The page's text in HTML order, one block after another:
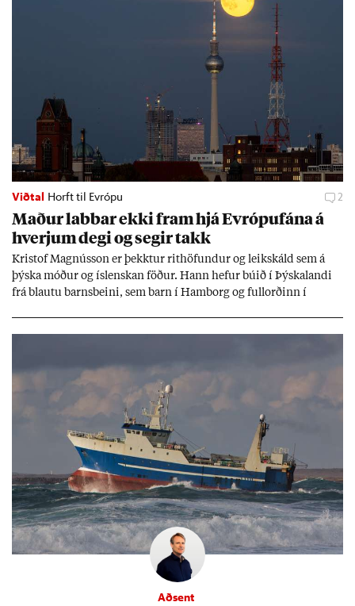
Viðtal Horft til Evrópu 2
Mað­ur labb­ar ekki fram hjá Evr­ópuf­ána á
hverj­um degi og seg­ir takk
Kri­stof Magnús­son er þekkt­ur rit­höf­und­ur og leik­skáld sem á
þýska móð­ur og ís­lensk­an föð­ur. Hann hef­ur bú­ið í Þýskalandi
frá blautu barns­beini, sem barn í Ham­borg og full­orð­inn í
Aðsent